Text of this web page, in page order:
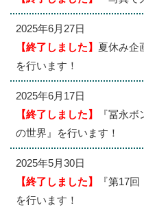
2025年6月27日
【終了しました】 夏休み企
を行います！
2025年6月17日
【終了しました】
『冨永
の世界』を行います！
2025年5月30日
【終了しました】
『第17
を行います！